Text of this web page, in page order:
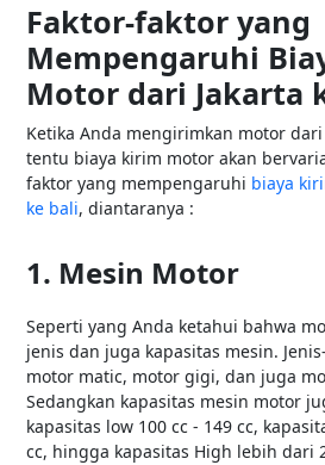
Faktor-faktor yang
Mempengaruhi
Motor dari Jakarta
Ketika Anda mengirimkan motor dari
tentu biaya kirim motor akan
faktor yang mempengaruhi biaya
ke bali, diantaranya :
1. Mesin Motor
Seperti yang Anda ketahui bahwa
jenis dan juga kapasitas mesin.
motor matic, motor gigi, dan juga
Sedangkan kapasitas mesin motor
kapasitas low 100 cc - 149 cc,
cc, hingga kapasitas High lebih dari